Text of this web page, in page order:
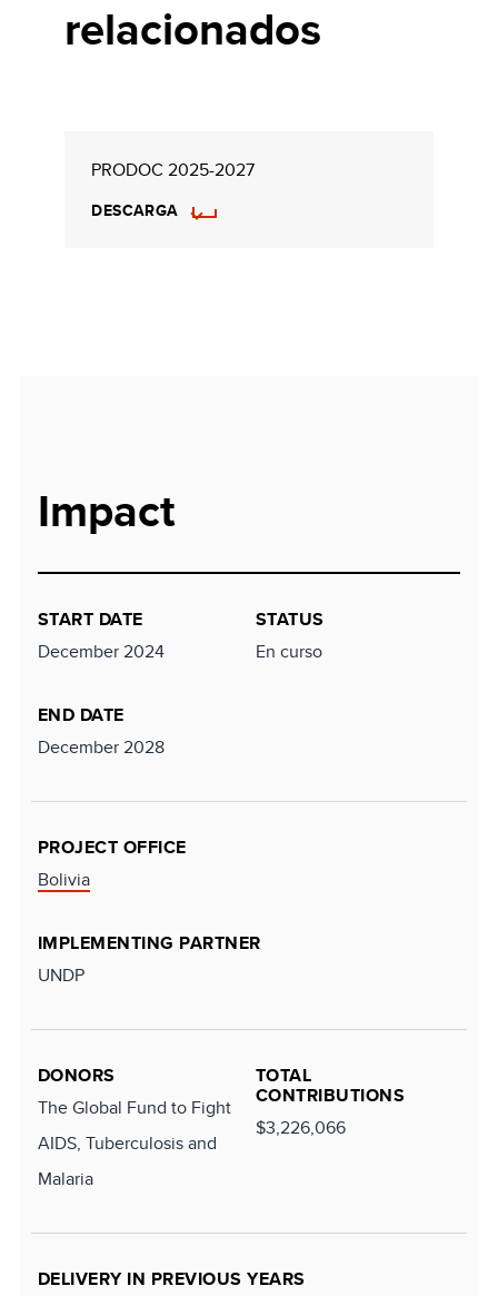
relacionados
PRODOC 2025-2027
DESCARGA
Impact
START DATE
December 2024
END DATE
December 2028
STATUS
En curso
PROJECT OFFICE
Bolivia
IMPLEMENTING PARTNER
UNDP
DONORS
The Global Fund to Fight
AIDS, Tuberculosis and
Malaria
TOTAL
CONTRIBUTIONS
$3,226,066
DELIVERY IN PREVIOUS YEARS